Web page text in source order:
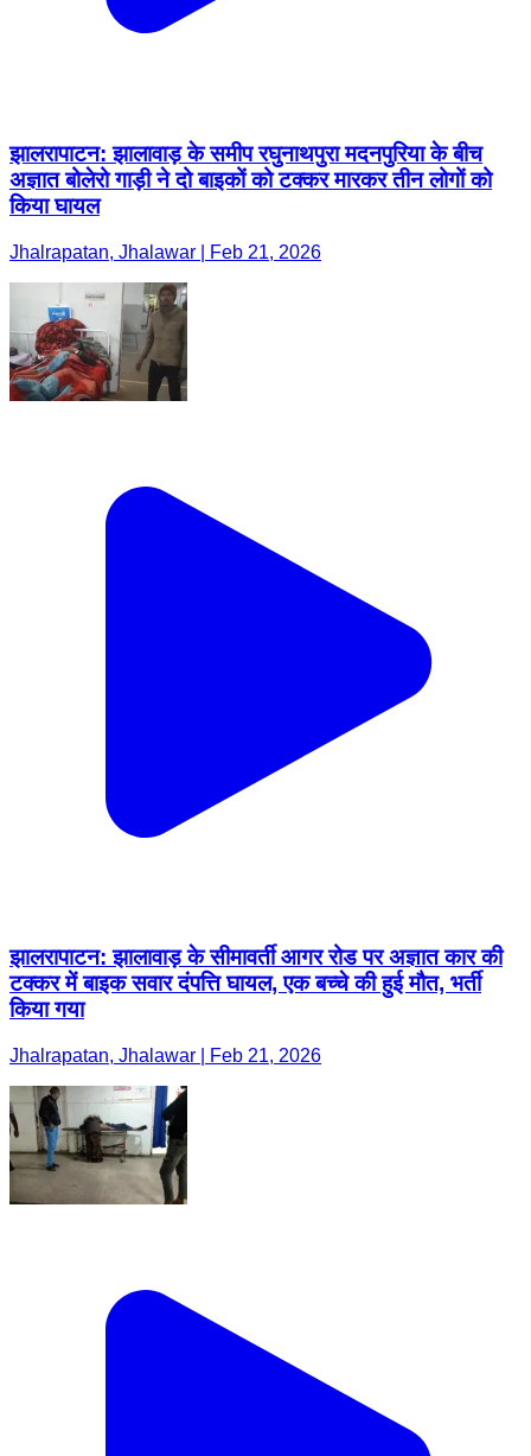
झालरापाटन: झालावाड़ के समीप रघुनाथपुरा मदनपुरिया के बीच
अज्ञात बोलेरो गाड़ी ने दो बाइकों को टक्कर मारकर तीन लोगों को
किया घायल
Jhalrapatan, Jhalawar | Feb 21, 2026
झालरापाटन: झालावाड़ के सीमावर्ती आगर रोड पर अज्ञात कार की
टक्कर में बाइक सवार दंपत्ति घायल, एक बच्चे की हुई मौत, भर्ती
किया गया
Jhalrapatan, Jhalawar | Feb 21, 2026